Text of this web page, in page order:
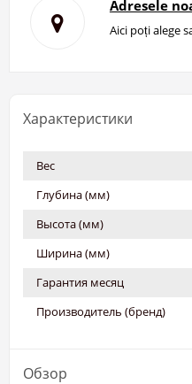
Adresele
Aici poți alege
Характеристики
Вес
Глубина (мм)
Высота (мм)
Ширина (мм)
Гарантия месяц
Производитель (бренд)
Обзор